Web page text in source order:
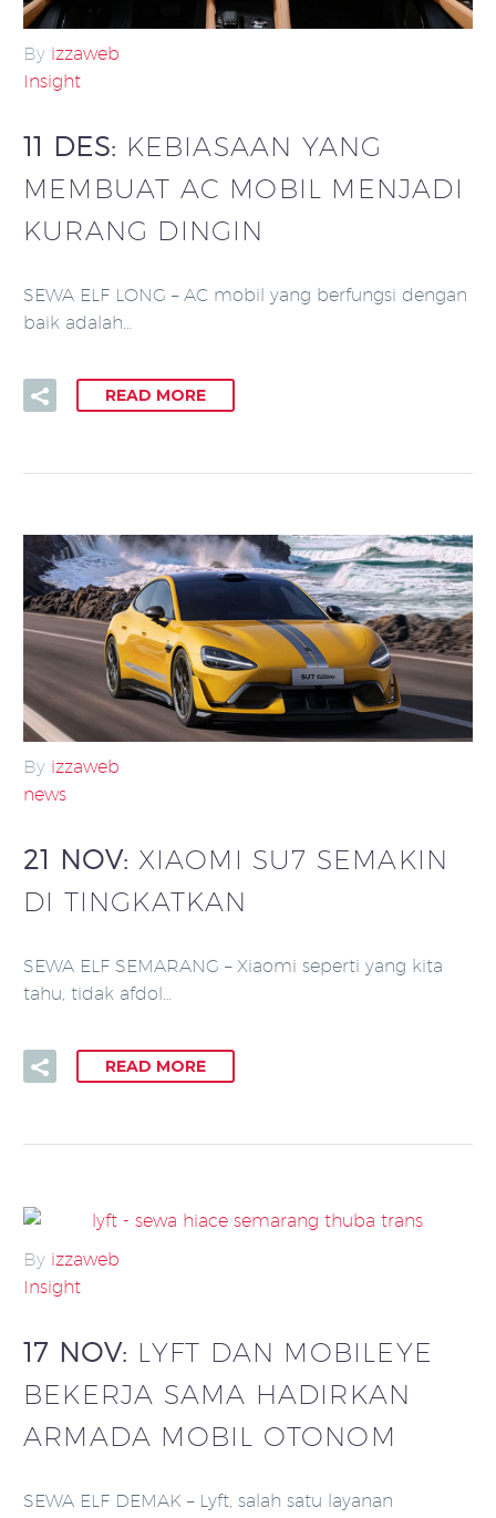
By izzaweb
Insight
11 DES: KEBIASAAN YANG
MEMBUAT AC MOBIL MENJADI
KURANG DINGIN
SEWA ELF LONG – AC mobil yang berfungsi dengan
baik adalah…
READ MORE
By izzaweb
news
21 NOV: XIAOMI SU7 SEMAKIN
DI TINGKATKAN
SEWA ELF SEMARANG – Xiaomi seperti yang kita
tahu, tidak afdol…
READ MORE
By izzaweb
Insight
17 NOV: LYFT DAN MOBILEYE
BEKERJA SAMA HADIRKAN
ARMADA MOBIL OTONOM
SEWA ELF DEMAK – Lyft, salah satu layanan